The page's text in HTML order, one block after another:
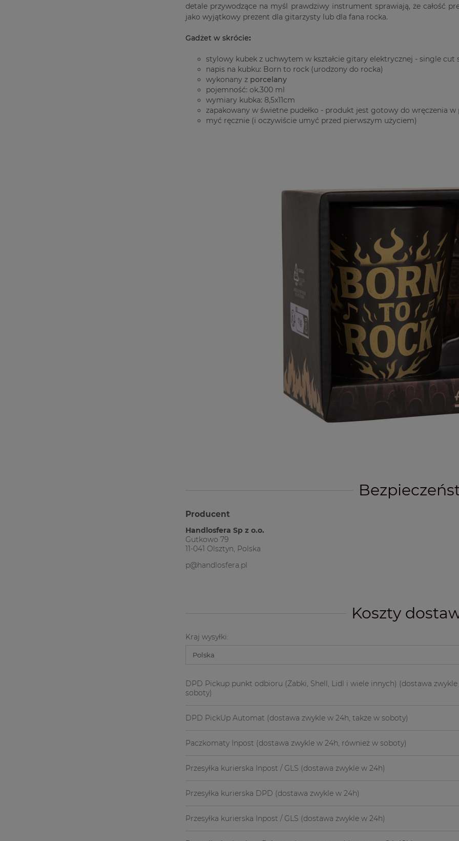
detale przywodzące na myśl prawdziwy instrument sprawiają, że całość
jako wyjątkowy prezent dla gitarzysty lub dla fana rocka.
Gadżet w skrócie:
stylowy kubek z uchwytem w kształcie gitary elektrycznej - single cut
napis na kubku: Born to rock (urodzony do rocka)
wykonany z porcelany
pojemność: ok.300 ml
wymiary kubka: 8,5x11cm
zapakowany w świetne pudełko - produkt jest gotowy do wręczenia w
myć ręcznie (i oczywiście umyć przed pierwszym użyciem)
Producent
Handlosfera Sp z o.o.
Gutkowo 79
11-041 Olsztyn, Polska
p@handlosfera.pl
Koszty
Kraj wysyłki:
DPD Pickup punkt odbioru (Żabki, Shell, Lidl i wiele innych) (dostawa
soboty)
DPD PickUp Automat (dostawa zwykle w 24h, także w soboty)
Paczkomaty Inpost (dostawa zwykle w 24h, również w soboty)
Przesyłka kurierska Inpost / GLS (dostawa zwykle w 24h)
Przesyłka kurierska DPD (dostawa zwykle w 24h)
Przesyłka kurierska Inpost / GLS (dostawa zwykle w 24h)